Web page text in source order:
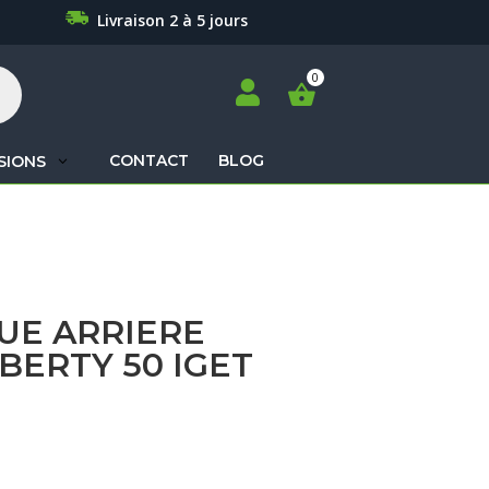
Livraison 2 à 5 jours

CONTACT BLOG
ARRIERE
50 IGET